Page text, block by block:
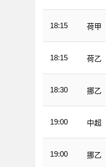
18:15 荷甲
18:15 荷乙
18:30 挪乙
19:00 中超
19:00 挪乙